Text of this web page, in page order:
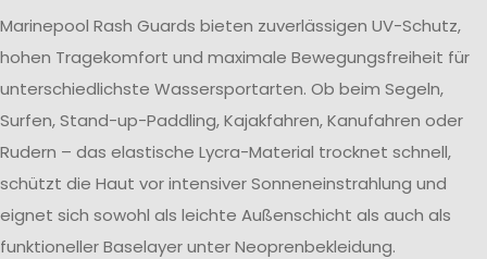
Marinepool Rash Guards bieten zuverlässigen UV-Schutz,
hohen Tragekomfort und maximale Bewegungsfreiheit für
unterschiedlichste Wassersportarten. Ob beim Segeln,
Surfen, Stand-up-Paddling, Kajakfahren, Kanufahren oder
Rudern – das elastische Lycra-Material trocknet schnell,
schützt die Haut vor intensiver Sonneneinstrahlung und
eignet sich sowohl als leichte Außenschicht als auch als
funktioneller Baselayer unter Neoprenbekleidung.